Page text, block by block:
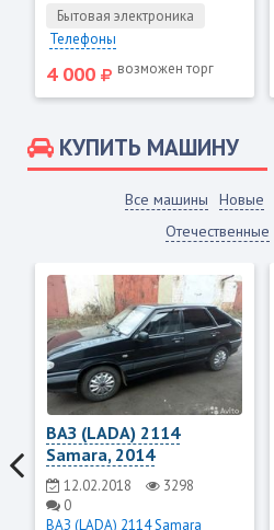
Бытовая электроника
Телефоны
4 000 возможен торг
КУПИТЬ МАШИНУ
Все машины Новые
Отечественные
ВАЗ (LADA) 2114
Samara, 2014
12.02.2018
3298
0
ВАЗ (LADA) 2114 Samara